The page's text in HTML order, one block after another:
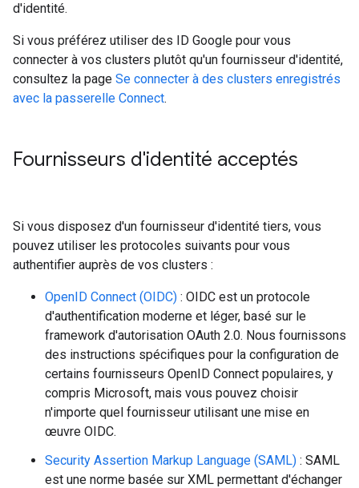
d'identité.
Si vous préférez utiliser des ID Google pour vous
connecter à vos clusters plutôt qu'un fournisseur d'identité,
consultez la page Se connecter à des clusters enregistrés
avec la passerelle Connect.
Fournisseurs d'identité acceptés
Si vous disposez d'un fournisseur d'identité tiers, vous
pouvez utiliser les protocoles suivants pour vous
authentifier auprès de vos clusters :
OpenID Connect (OIDC) : OIDC est un protocole
d'authentification moderne et léger, basé sur le
framework d'autorisation OAuth 2.0. Nous fournissons
des instructions spécifiques pour la configuration de
certains fournisseurs OpenID Connect populaires, y
compris Microsoft, mais vous pouvez choisir
n'importe quel fournisseur utilisant une mise en
œuvre OIDC.
Security Assertion Markup Language (SAML) : SAML
est une norme basée sur XML permettant d'échanger